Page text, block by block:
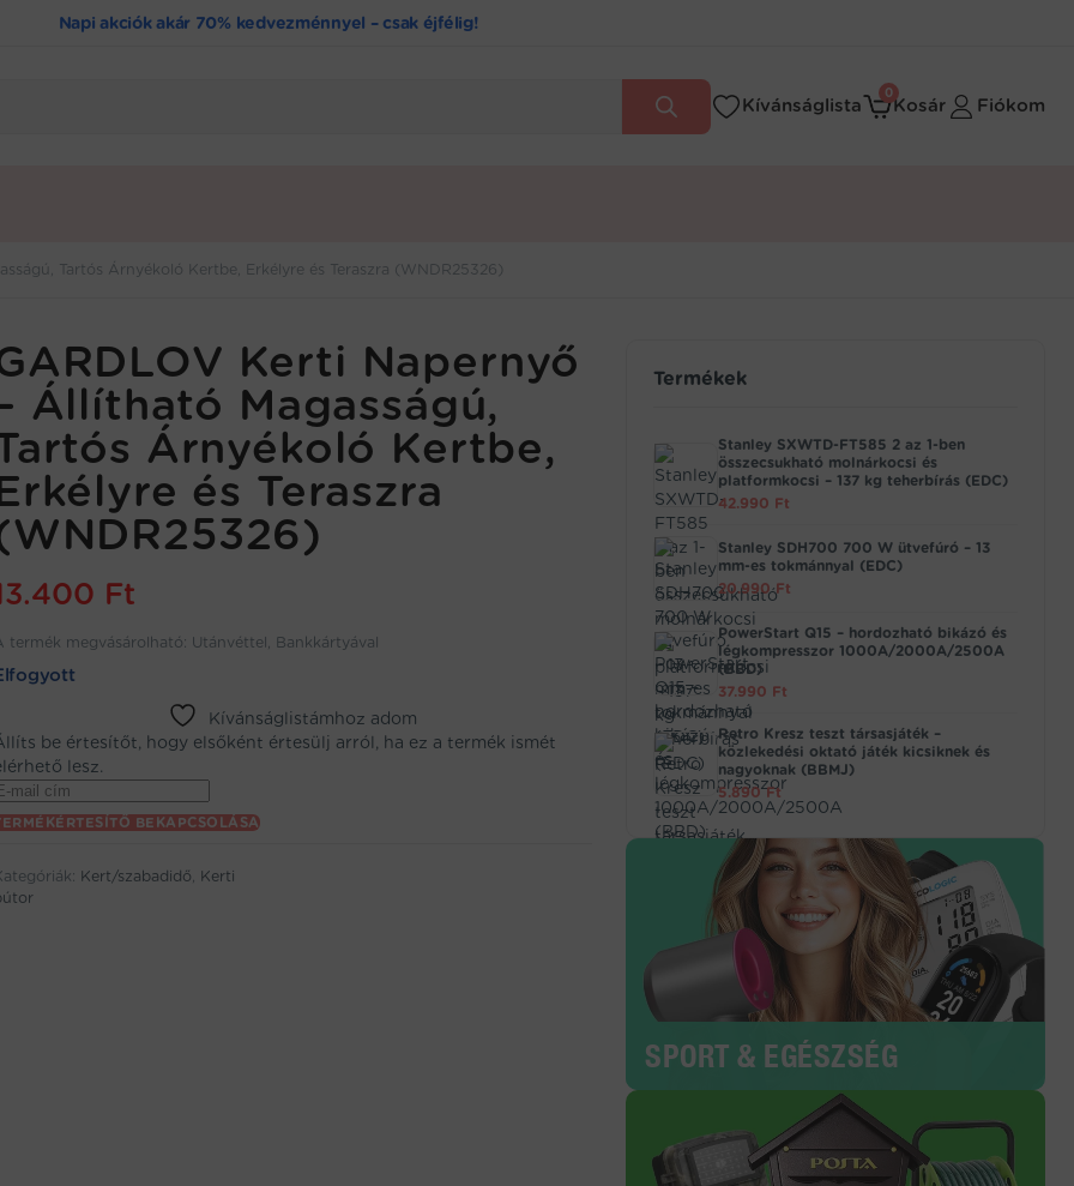
Napi akciók akár 70% kedvezménnyel – csak éjfélig!
Kívánságlista
0
Kosár Fiókom
Tartós Árnyékoló Kertbe, Erkélyre és Teraszra (WNDR25326)
Kerti Napernyő
Állítható Magasságú,
Árnyékoló Kertbe,
és Teraszra
Ft
termék megvásárolható: Utánvéttel, Bankkártyával
Kívánságlistámhoz adom
be értesítőt, hogy elsőként értesülj arról, ha ez a termék ismét
lesz.
BEKAPCSOLÁSA
Kert/szabadidő, Kerti
Termékek
Stanley SXWTD-FT585 2 az 1-ben
összecsukható molnárkocsi és
platformkocsi – 137 kg teherbírás (EDC)
42.990 Ft
Stanley SDH700 700 W ütvefúró – 13
mm-es tokmánnyal (EDC)
20.990Ft
PowerStart Q15 – hordozható bikázó és
légkompresszor 1000A/2000A/2500A
(BBD)
37.990 Ft
Retro Kresz teszt társasjáték –
közlekedési oktató játék kicsiknek és
nagyoknak (BBMJ)
5.890Ft
SPORT & EGÉSZSÉG